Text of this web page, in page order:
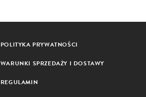
POLITYKA PRYWATNOŚCI
WARUNKI SPRZEDAŻY I DOSTAWY
REGULAMIN